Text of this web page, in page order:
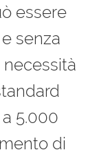
essere
senza
5.000
di